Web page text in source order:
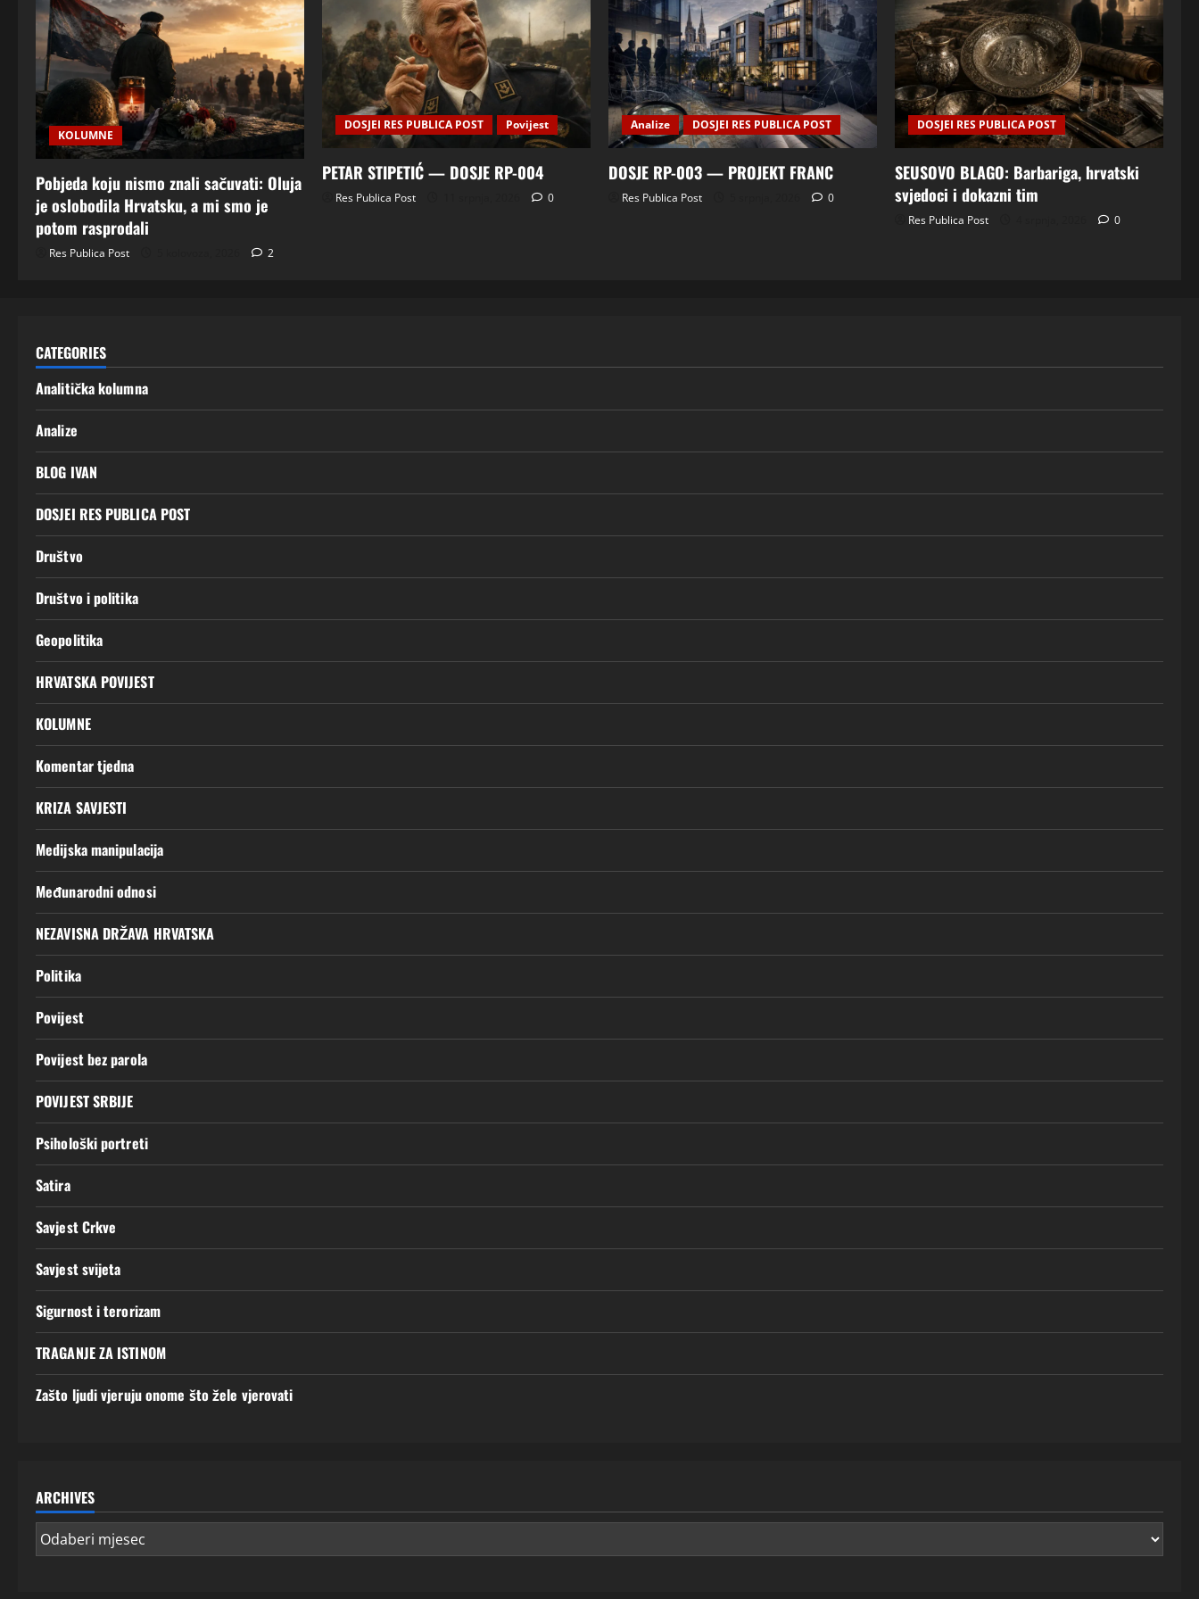
KOLUMNE
Pobjeda koju nismo znali sačuvati: Oluja
je oslobodila Hrvatsku, a mi smo je
potom rasprodali
Res Publica Post 2
DOSJEI RES PUBLICA POST Povijest
PETAR STIPETIĆ — DOSJE RP-004
Res Publica Post 0
Analize DOSJEI RES PUBLICA POST
DOSJE RP-003 — PROJEKT FRANC
Res Publica Post 0
DOSJEI RES PUBLICA POST
SEUSOVO BLAGO: Barbariga, hrvatski
svjedoci i dokazni tim
Res Publica Post 0
CATEGORIES
Analitička kolumna
Analize
BLOG IVAN
DOSJEI RES PUBLICA POST
Društvo
Društvo i politika
Geopolitika
HRVATSKA POVIJEST
KOLUMNE
Komentar tjedna
KRIZA SAVJESTI
Medijska manipulacija
Međunarodni odnosi
NEZAVISNA DRŽAVA HRVATSKA
Politika
Povijest
Povijest bez parola
POVIJEST SRBIJE
Psihološki portreti
Satira
Savjest Crkve
Savjest svijeta
Sigurnost i terorizam
TRAGANJE ZA ISTINOM
Zašto ljudi vjeruju onome što žele vjerovati
ARCHIVES